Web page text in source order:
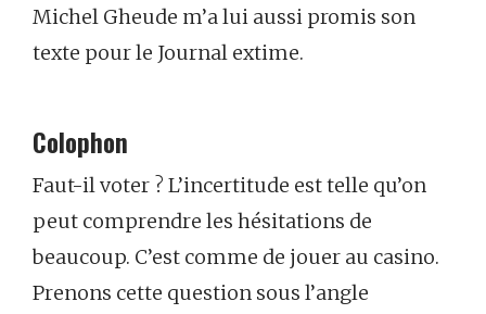
Michel Gheude m’a lui aussi promis son
texte pour le Journal extime.
Colophon
Faut-il voter ? L’incertitude est telle qu’on
peut comprendre les hésitations de
beaucoup. C’est comme de jouer au casino.
Prenons cette question sous l’angle